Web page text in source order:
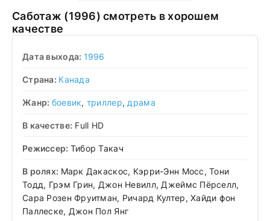
Саботаж (1996) смотреть в хорошем
качестве
Дата выхода: 1996
Страна: Канада
Жанр: боевик, триллер, драма
В качестве: Full HD
Режиссер: Тибор Такач
В ролях: Марк Дакаскос, Кэрри-Энн Мосс, Тони
Тодд, Грэм Грин, Джон Невилл, Джеймс Пёрселл,
Сара Розен Фруитман, Ричард Култер, Хайди фон
Паллеске, Джон Пол Янг